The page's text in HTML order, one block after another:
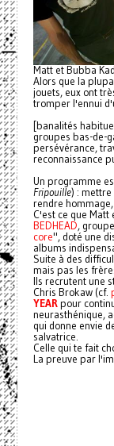
Matt et Bubba
Alors que la
jouets, eux ont
tromper l'ennui
[banalités
groupes bas-de-
persévérance,
reconnaissance
Un programme
Fripouille) : mettre
rendre
C'est ce que
BEDHEAD,
core", doté une
albums
Suite à des
mais pas les
Ils recrutent une
Chris Brokaw (cf.
YEARpour
neurasthénique,
qui donne envie
salvatrice.
Celle qui te fait
La preuve par